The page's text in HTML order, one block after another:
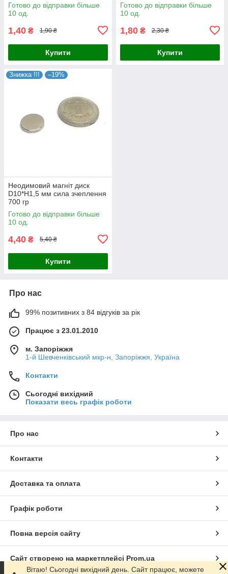
Готово до відправки більше
10 од.
1,40 ₴ 1,90 ₴
Купити
Готово до відправки більше
10 од.
1,80 ₴ 2,30 ₴
Купити
Знижка !!! –19%
Неодимовий магніт диск
D10*H1,5 мм сила зчеплення
700 гр
Готово до відправки більше
10 од.
4,40 ₴ 5,40 ₴
Купити
Про нас
99% позитивних з 84 відгуків за рік
Працює з 23.01.2010
м. Запоріжжя
1-й Шевченківський мкр-н, Запоріжжя, Україна
Контакти
Сьогодні вихідний
Показати весь графік роботи
Про нас
Контакти
Доставка та оплата
Графік роботи
Повна версія сайту
Сайт створено на маркетплейсі Prom.ua
Вітаю! Сьогодні вихідний день. Сайт працює, можете